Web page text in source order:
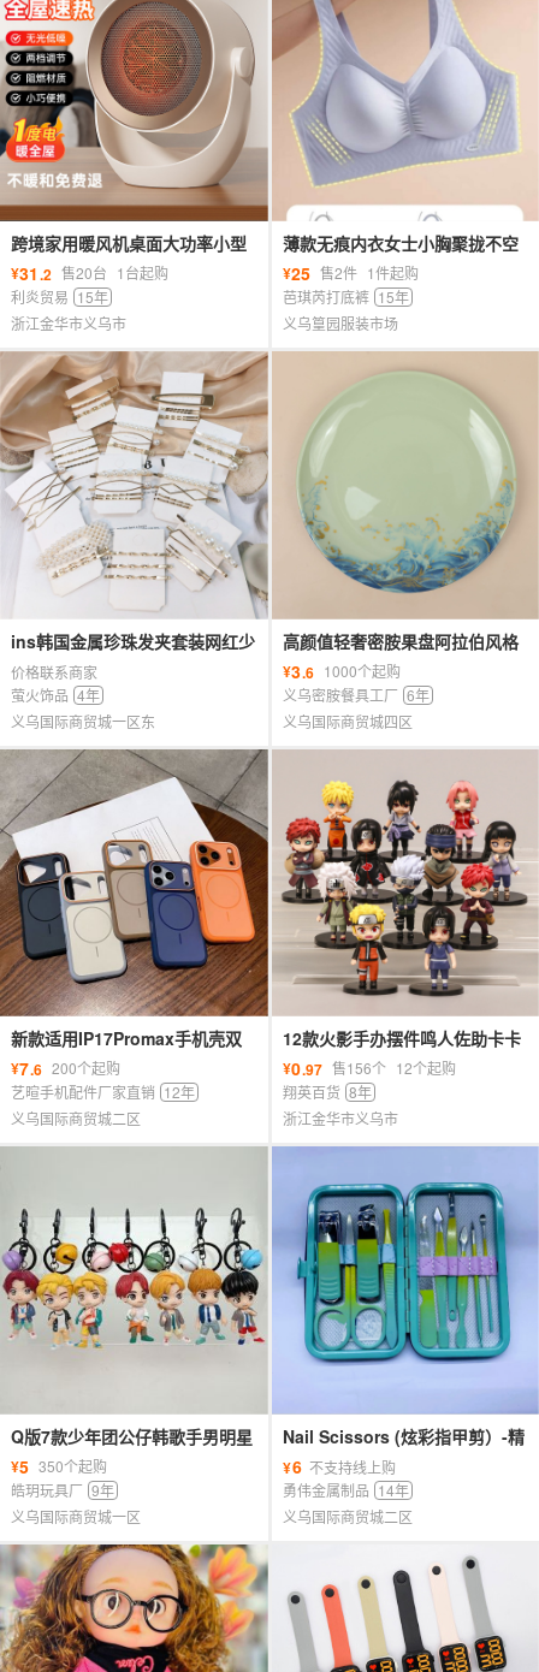
跨境家用暖风机桌面大功率小型
取暖器可壁挂宿舍速热便携式电
暖器
¥31.2 售20台 1台起购
利炎贸易 15年
浙江金华市义乌市
薄款无痕内衣女士小胸聚拢不空
杯防下垂收副乳无钢圈美背运动
文胸
¥25 售2件 1件起购
芭琪芮打底裤 15年
义乌篁园服装市场
ins韩国金属珍珠发夹套装网红少
女百拱一字夹简约边夹发卡发饰
女
价格联系商家
萤火饰品 4年
义乌国际商贸城一区东
高颜值轻奢密胺果盘阿拉伯风格
复古水果盘pet金色奢华时尚花边
¥3.6 1000个起购
义乌密胺餐具工厂 6年
义乌国际商贸城四区
新款适用IP17Promax手机壳双
色魅影磁吸大视窗iP16磨砂15保
护套
¥7.6 200个起购
艺暄手机配件厂家直销 12年
义乌国际商贸城二区
12款火影手办摆件鸣人佐助卡卡
西二次元动漫周边玩具公仔礼品
批发
¥0.97 售156个 12个起购
翔英百货 8年
浙江金华市义乌市
Q版7款少年团公仔韩歌手男明星
偶像模型手办扭蛋娃娃机钥匙扣
挂件
¥5 350个起购
皓玥玩具厂 9年
义乌国际商贸城一区
Nail Scissors (炫彩指甲剪）-精
品7件套、9件套、10件套、12件
套
¥6 不支持线上购
勇伟金属制品 14年
义乌国际商贸城二区